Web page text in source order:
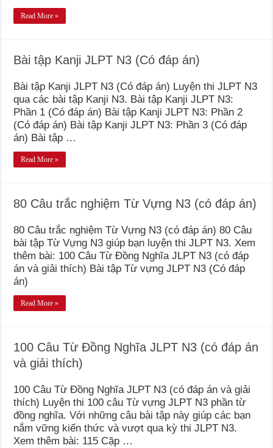
Read More »
Bài tập Kanji JLPT N3 (Có đáp án)
Bài tập Kanji JLPT N3 (Có đáp án) Luyện thi JLPT N3
qua các bài tập Kanji N3. Bài tập Kanji JLPT N3:
Phần 1 (Có đáp án) Bài tập Kanji JLPT N3: Phần 2
(Có đáp án) Bài tập Kanji JLPT N3: Phần 3 (Có đáp
án) Bài tập …
Read More »
80 Câu trắc nghiệm Từ Vựng N3 (có đáp án)
80 Câu trắc nghiệm Từ Vựng N3 (có đáp án) 80 Câu
bài tập Từ Vựng N3 giúp bạn luyện thi JLPT N3. Xem
thêm bài: 100 Câu Từ Đồng Nghĩa JLPT N3 (có đáp
án và giải thích) Bài tập Từ vựng JLPT N3 (Có đáp
án)
Read More »
100 Câu Từ Đồng Nghĩa JLPT N3 (có đáp án
và giải thích)
100 Câu Từ Đồng Nghĩa JLPT N3 (có đáp án và giải
thích) Luyện thi 100 câu Từ vựng JLPT N3 phần từ
đồng nghĩa. Với những câu bài tập này giúp các bạn
nắm vững kiến thức và vượt qua kỳ thi JLPT N3.
Xem thêm bài: 115 Cặp …